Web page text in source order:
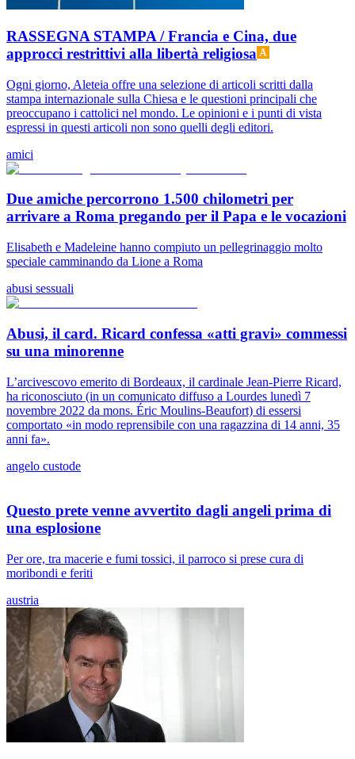
RASSEGNA STAMPA / Francia e Cina, due
approcci restrittivi alla libertà religiosa
Ogni giorno, Aleteia offre una selezione di articoli scritti dalla
stampa internazionale sulla Chiesa e le questioni principali che
preoccupano i cattolici nel mondo. Le opinioni e i punti di vista
espressi in questi articoli non sono quelli degli editori.
amici
Due amiche percorrono 1.500 chilometri per
arrivare a Roma pregando per il Papa e le vocazioni
Elisabeth e Madeleine hanno compiuto un pellegrinaggio molto
speciale camminando da Lione a Roma
abusi sessuali
Abusi, il card. Ricard confessa «atti gravi» commessi
su una minorenne
L’arcivescovo emerito di Bordeaux, il cardinale Jean-Pierre Ricard,
ha riconosciuto (in un comunicato diffuso a Lourdes lunedì 7
novembre 2022 da mons. Éric Moulins-Beaufort) di essersi
comportato «in modo reprensibile con una ragazzina di 14 anni, 35
anni fa».
angelo custode
Questo prete venne avvertito dagli angeli prima di
una esplosione
Per ore, tra macerie e fumi tossici, il parroco si prese cura di
moribondi e feriti
austria